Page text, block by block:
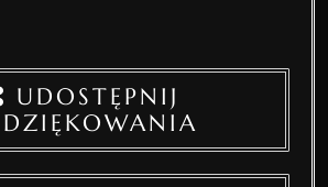
UDOSTĘPNIJ